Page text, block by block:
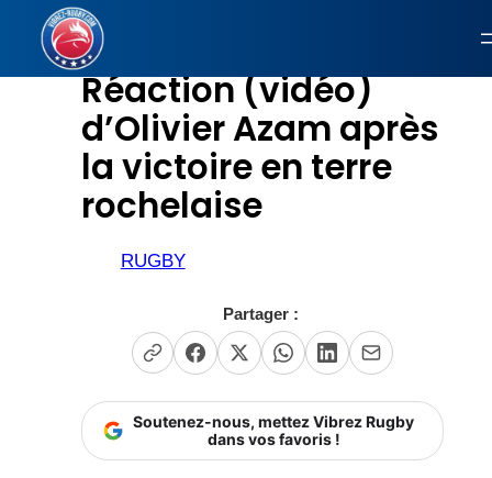
Aller
contenu Réaction (vidéo)
d’Olivier Azam après
la victoire en terre
rochelaise
RUGBY
Partager :
Soutenez-nous, mettez Vibrez Rugby
dans vos favoris !